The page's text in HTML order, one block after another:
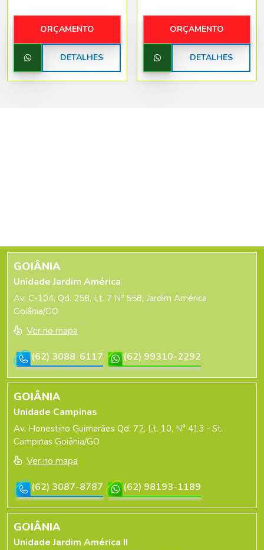
ORÇAMENTO
DETALHES
ORÇAMENTO
DETALHES
GOIÂNIA
Unidade Jardim América
Av. C-104, Qd. 258, Lt. 7 Nº 558, Jardim América
Goiânia/GO
Ver no mapa
(62) 3088-6117
(62) 99310-2292
GOIÂNIA
Unidade Campinas
Av. Honestino Guimarães Qd. 72, Lt. 10, N° 413 - St.
Campinas Goiânia/GO
Ver no mapa
(62) 3087-8787
(62) 98193-1189
GOIÂNIA
Unidade Jardim América II